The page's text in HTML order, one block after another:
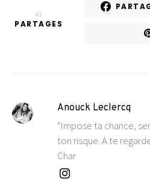
43
PARTAGES
Anouck Leclercq
"Impose ta chance,
ton risque. A te
Char